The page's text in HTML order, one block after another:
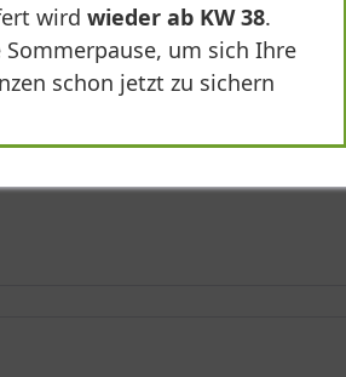
wird wieder ab KW 38.
Sommerpause, um sich Ihre
schon jetzt zu sichern